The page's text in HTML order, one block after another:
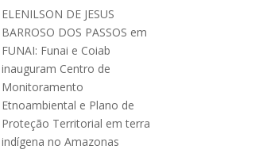
ELENILSON DE JESUS
BARROSO DOS PASSOS em
FUNAI: Funai e Coiab
inauguram Centro de
Monitoramento
Etnoambiental e Plano de
Proteção Territorial em terra
indígena no Amazonas